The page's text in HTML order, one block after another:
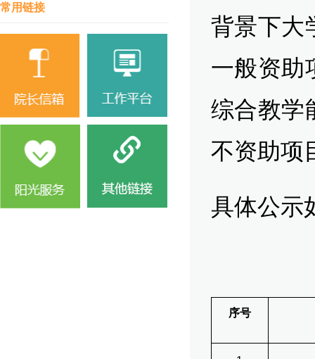
背景下大
一般资助
综合教学
不资助项
具体公示
序号
常用链接